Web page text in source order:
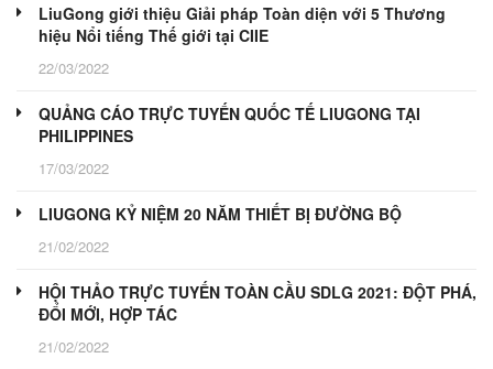
LiuGong giới thiệu Giải pháp Toàn diện với 5 Thương
hiệu Nổi tiếng Thế giới tại CIIE
22/03/2022
QUẢNG CÁO TRỰC TUYẾN QUỐC TẾ LIUGONG TẠI
PHILIPPINES
17/03/2022
LIUGONG KỶ NIỆM 20 NĂM THIẾT BỊ ĐƯỜNG BỘ
21/02/2022
HỘI THẢO TRỰC TUYẾN TOÀN CẦU SDLG 2021: ĐỘT PHÁ,
ĐỔI MỚI, HỢP TÁC
21/02/2022